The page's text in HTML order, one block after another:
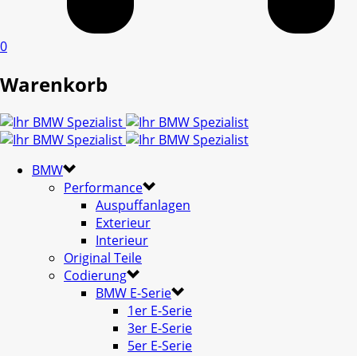
0
Warenkorb
BMW
Performance
Auspuffanlagen
Exterieur
Interieur
Original Teile
Codierung
BMW E-Serie
1er E-Serie
3er E-Serie
5er E-Serie